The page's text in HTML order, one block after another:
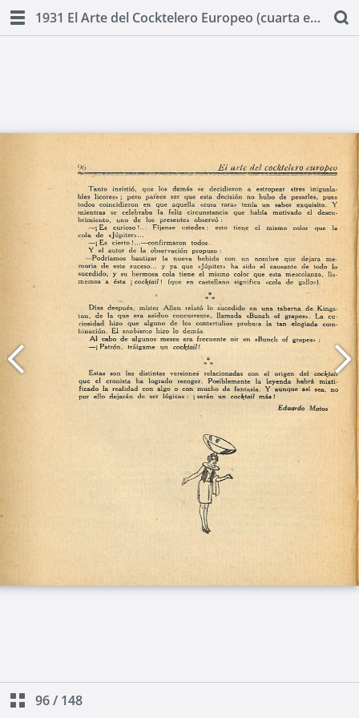
1931 El Arte del Cocktelero Europeo (cuarta edicion) by Ignacio Domenech
96/ 148